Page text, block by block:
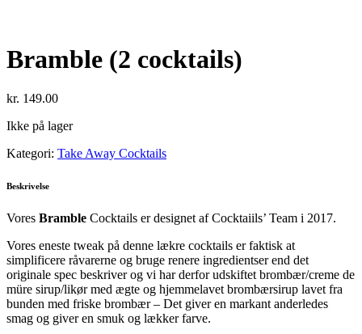
Bramble (2 cocktails)
kr. 149.00
Ikke på lager
Kategori: Take Away Cocktails
Beskrivelse
Vores Bramble Cocktails er designet af Cocktaiils’ Team i 2017.
Vores eneste tweak på denne lækre cocktails er faktisk at
simplificere råvarerne og bruge renere ingredientser end det
originale spec beskriver og vi har derfor udskiftet brombær/creme de
müre sirup/likør med ægte og hjemmelavet brombærsirup lavet fra
bunden med friske brombær – Det giver en markant anderledes
smag og giver en smuk og lækker farve.